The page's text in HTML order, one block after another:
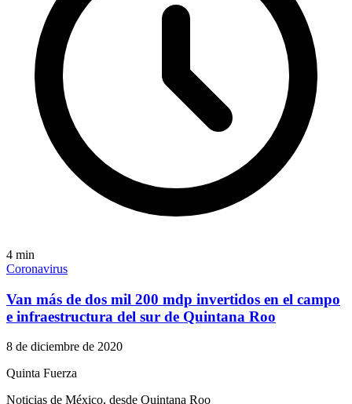
4 min
Coronavirus
Van más de dos mil 200 mdp invertidos en el campo
e infraestructura del sur de Quintana Roo
8 de diciembre de 2020
Quinta Fuerza
Noticias de México, desde Quintana Roo